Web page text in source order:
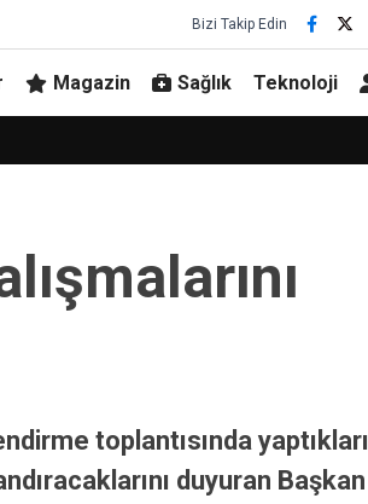
Bizi Takip Edin
Magazin Sağlık Teknoloji
toplantısında yaptıkları
duyuran Başkan